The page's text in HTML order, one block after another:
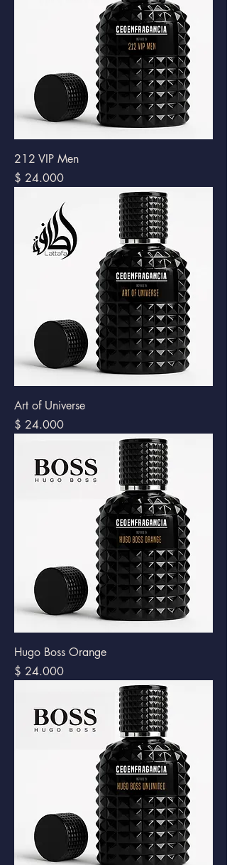
212 VIP Men
Precio
$ 24.000
Art of Universe
Precio
$ 24.000
Hugo Boss Orange
Precio
$ 24.000